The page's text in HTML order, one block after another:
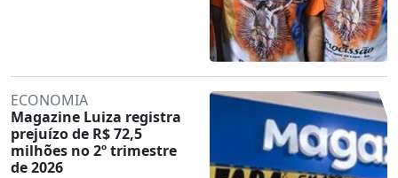
ECONOMIA
Magazine Luiza registra
prejuízo de R$ 72,5
milhões no 2º trimestre
de 2026